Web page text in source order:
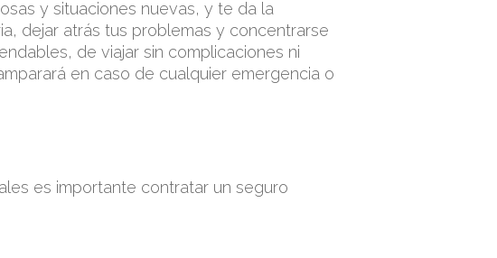
y situaciones nuevas, y te da la
dejar atrás tus problemas y concentrarse
de viajar sin complicaciones ni
en caso de cualquier emergencia o
es importante contratar un seguro